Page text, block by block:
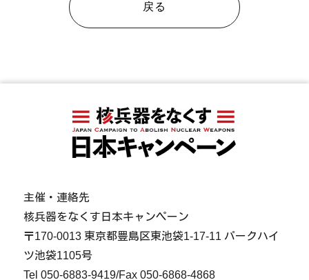
戻る
主催・連絡先
核兵器をなくす日本キャンペーン
〒170-0013 東京都豊島区東池袋1-17-11 パークハイ
ツ池袋1105号
Tel050-6883-9419/Fax 050-6868-4868